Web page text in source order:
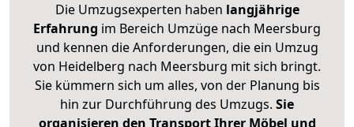
Die Umzugsexperten haben langjährige
Erfahrung im Bereich Umzüge nach Meersburg
und kennen die Anforderungen, die ein Umzug
von Heidelberg nach Meersburg mit sich bringt.
Sie kümmern sich um alles, von der Planung bis
hin zur Durchführung des Umzugs. Sie
organisieren den Transport Ihrer Möbel und